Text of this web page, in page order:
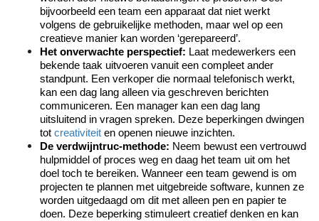
bijvoorbeeld een team een apparaat dat niet werkt
volgens de gebruikelijke methoden, maar wel op een
creatieve manier kan worden ‘gerepareerd’.
Het onverwachte perspectief: Laat medewerkers een
bekende taak uitvoeren vanuit een compleet ander
standpunt. Een verkoper die normaal telefonisch werkt,
kan een dag lang alleen via geschreven berichten
communiceren. Een manager kan een dag lang
uitsluitend in vragen spreken. Deze beperkingen dwingen
tot creativiteit en openen nieuwe inzichten.
De verdwijntruc-methode: Neem bewust een vertrouwd
hulpmiddel of proces weg en daag het team uit om het
doel toch te bereiken. Wanneer een team gewend is om
projecten te plannen met uitgebreide software, kunnen ze
worden uitgedaagd om dit met alleen pen en papier te
doen. Deze beperking stimuleert creatief denken en kan